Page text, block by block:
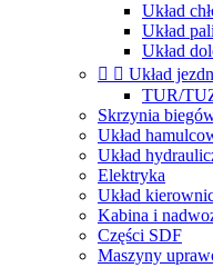
Układ
Układ
Układ
  Układ
TUR/
Skrzynia
Układ
Układ
Elektryka
Układ
Kabina i
Części SDF
Maszyny